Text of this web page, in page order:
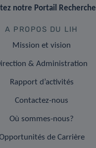
notre Portail Recherche
A PROPOS DU LIH
Mission et vision
& Administration
Rapport d’activités
Contactez-nous
Où sommes-nous?
de Carrière